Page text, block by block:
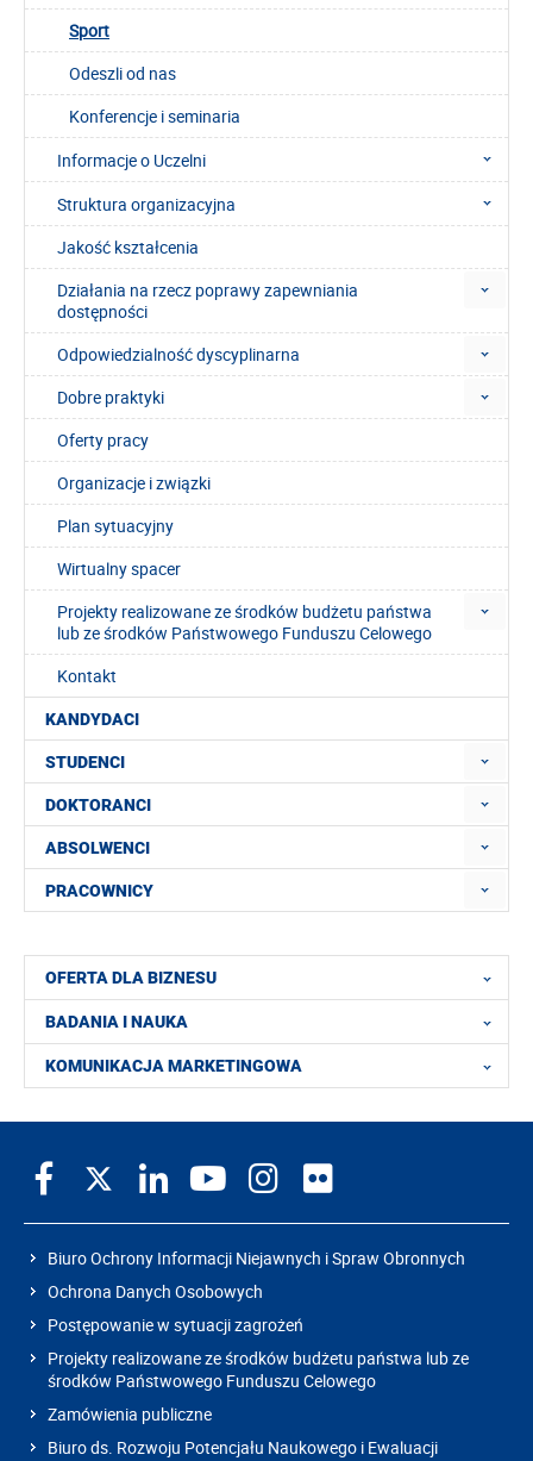
Sport
Odeszli od nas
Konferencje i seminaria
Informacje o Uczelni
Struktura organizacyjna
Jakość kształcenia
Działania na rzecz poprawy zapewniania
dostępności
Odpowiedzialność dyscyplinarna
Dobre praktyki
Oferty pracy
Organizacje i związki
Plan sytuacyjny
Wirtualny spacer
Projekty realizowane ze środków budżetu państwa
lub ze środków Państwowego Funduszu Celowego
Kontakt
KANDYDACI
STUDENCI
DOKTORANCI
ABSOLWENCI
PRACOWNICY
OFERTA DLA BIZNESU
BADANIA I NAUKA
KOMUNIKACJA MARKETINGOWA
Biuro Ochrony Informacji Niejawnych i Spraw Obronnych
Ochrona Danych Osobowych
Postępowanie w sytuacji zagrożeń
Projekty realizowane ze środków budżetu państwa lub ze
środków Państwowego Funduszu Celowego
Zamówienia publiczne
Biuro ds. Rozwoju Potencjału Naukowego i Ewaluacji